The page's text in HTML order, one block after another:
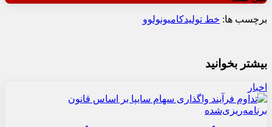
برچسب ها: خط تولیدکامیونولوو
بیشتر بخوانید
اخبار